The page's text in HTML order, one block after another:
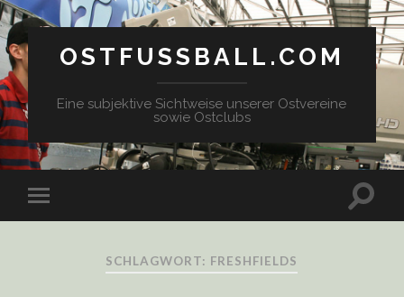
OSTFUSSBALL.COM
Eine subjektive Sichtweise unserer Ostvereine
sowie Ostclubs
SCHLAGWORT: FRESHFIELDS